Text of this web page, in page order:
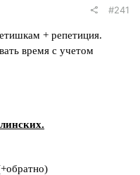
#241
+ репетиция.
время с учетом